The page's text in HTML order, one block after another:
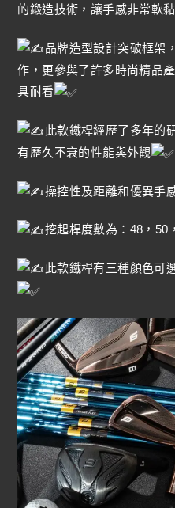
的鍛造技術，讓手感非常軟
品牌造型設計突破框架
作，更參與了許多時尚精品
具耐看
此款鐵桿經歷了多年的
有歷久不衰的性能與外觀
操控性及距離和優異手
挖起桿度數為：48，50
此款鐵桿有三種顏色可